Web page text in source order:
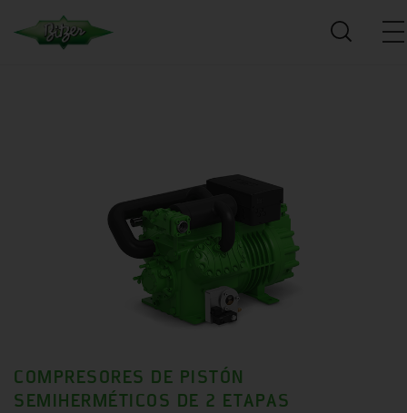
COMPRESORES DE PISTÓN
SEMIHERMÉTICOS DE 2 ETAPAS